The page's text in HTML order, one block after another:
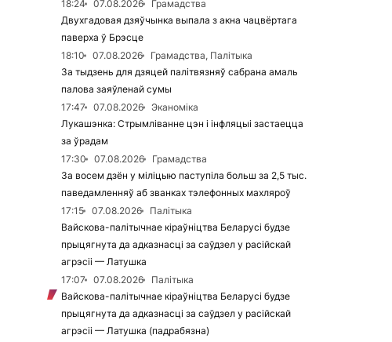
18:24
07.08.2026
Грамадства
Двухгадовая дзяўчынка выпала з акна чацвёртага
паверха ў Брэсце
18:10
07.08.2026
Грамадства, Палітыка
За тыдзень для дзяцей палітвязняў сабрана амаль
палова заяўленай сумы
17:47
07.08.2026
Эканоміка
Лукашэнка: Стрымліванне цэн і інфляцыі застаецца
за ўрадам
17:30
07.08.2026
Грамадства
За восем дзён у міліцыю паступіла больш за 2,5 тыс.
паведамленняў аб званках тэлефонных махляроў
17:15
07.08.2026
Палітыка
Вайскова-палітычнае кіраўніцтва Беларусі будзе
прыцягнута да адказнасці за саўдзел у расійскай
агрэсіі — Латушка
17:07
07.08.2026
Палітыка
Вайскова-палітычнае кіраўніцтва Беларусі будзе
прыцягнута да адказнасці за саўдзел у расійскай
агрэсіі — Латушка (падрабязна)